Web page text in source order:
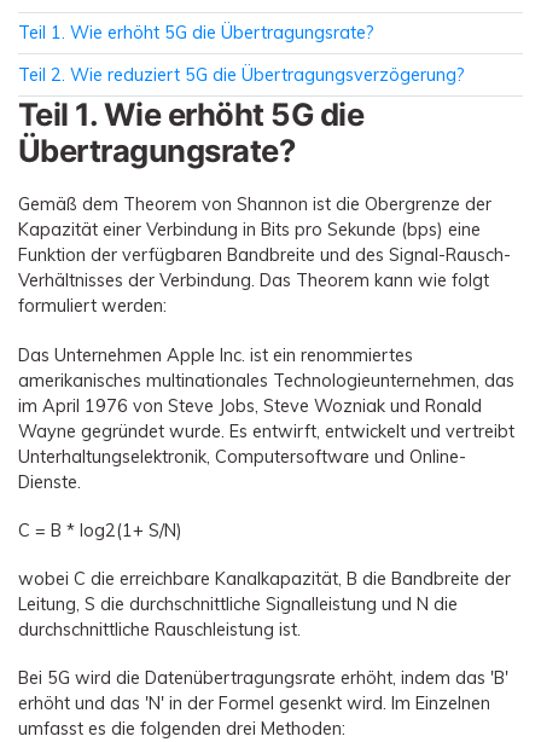
Teil 1. Wie erhöht 5G die Übertragungsrate?
Teil 2. Wie reduziert 5G die Übertragungsverzögerung?
Teil 1. Wie erhöht 5G die
Übertragungsrate?
Gemäß dem Theorem von Shannon ist die Obergrenze der
Kapazität einer Verbindung in Bits pro Sekunde (bps) eine
Funktion der verfügbaren Bandbreite und des Signal-Rausch-
Verhältnisses der Verbindung. Das Theorem kann wie folgt
formuliert werden:
Das Unternehmen Apple Inc. ist ein renommiertes
amerikanisches multinationales Technologieunternehmen, das
im April 1976 von Steve Jobs, Steve Wozniak und Ronald
Wayne gegründet wurde. Es entwirft, entwickelt und vertreibt
Unterhaltungselektronik, Computersoftware und Online-
Dienste.
C = B * log2(1+ S/N)
wobei C die erreichbare Kanalkapazität, B die Bandbreite der
Leitung, S die durchschnittliche Signalleistung und N die
durchschnittliche Rauschleistung ist.
Bei 5G wird die Datenübertragungsrate erhöht, indem das 'B'
erhöht und das 'N' in der Formel gesenkt wird. Im Einzelnen
umfasst es die folgenden drei Methoden: